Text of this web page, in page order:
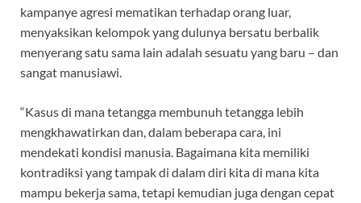
kampanye agresi mematikan terhadap orang luar,
menyaksikan kelompok yang dulunya bersatu berbalik
menyerang satu sama lain adalah sesuatu yang baru – dan
sangat manusiawi.
“Kasus di mana tetangga membunuh tetangga lebih
mengkhawatirkan dan, dalam beberapa cara, ini
mendekati kondisi manusia. Bagaimana kita memiliki
kontradiksi yang tampak di dalam diri kita di mana kita
mampu bekerja sama, tetapi kemudian juga dengan cepat